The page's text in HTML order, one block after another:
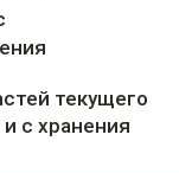
текущего
с хранения